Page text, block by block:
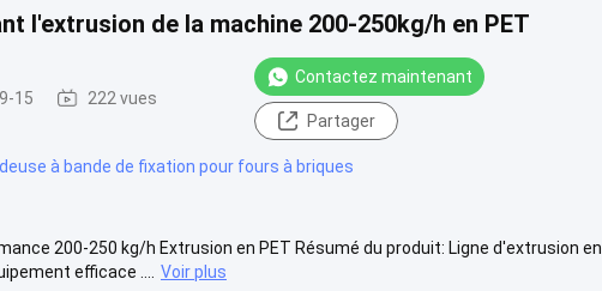
l'extrusion de la machine 200-250kg/h en PET
15 222 vues
Contactez maintenant
Partager
à bande de fixation pour fours à briques
200-250 kg/h Extrusion en PET Résumé du produit: Ligne d'extrusion en
efficace ....
Voir plus